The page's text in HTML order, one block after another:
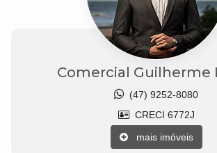
Comercial Guilherme
(47) 9252-8080
CRECI 6772J
mais imóveis